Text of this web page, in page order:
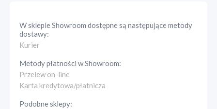
W sklepieShowroom dostępne są następujące metody
dostawy:
Kurier
Metody płatności wShowroom:
Przelew on-line
Karta kredytowa/płatnicza
Podobne sklepy: